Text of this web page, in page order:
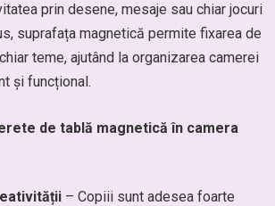
prin desene, mesaje sau chiar jocuri
suprafața magnetică permite fixarea de
teme, ajutând la organizarea camerei
și funcțional.
de tablă magnetică în camera
– Copiii sunt adesea foarte